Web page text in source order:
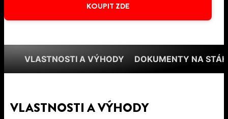
KOUPIT ZDE
VLASTNOSTI A VÝHODY DOKUMENTY NA
VLASTNOSTI A VÝHODY